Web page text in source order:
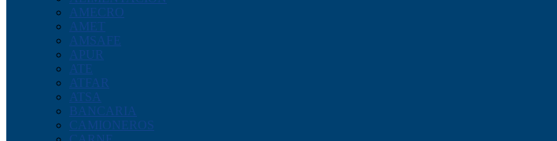
AMECRO
AMET
AMSAFE
APUR
ATE
ATFAR
ATSA
BANCARIA
CAMIONEROS